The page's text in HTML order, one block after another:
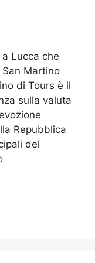
Lucca che
San Martino
di Tours è il
sulla valuta
Repubblica
del